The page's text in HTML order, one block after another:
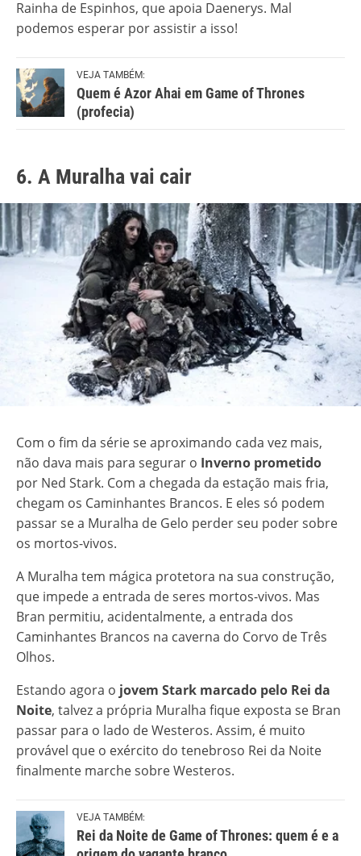
Rainha de Espinhos, que apoia Daenerys. Mal
podemos esperar por assistir a isso!
VEJA TAMBÉM:
Quem é Azor Ahai em Game of Thrones
(profecia)
6. A Muralha vai cair
Com o fim da série se aproximando cada vez mais,
não dava mais para segurar o Inverno prometido
por Ned Stark. Com a chegada da estação mais fria,
chegam os Caminhantes Brancos. E eles só podem
passar se a Muralha de Gelo perder seu poder sobre
os mortos-vivos.
A Muralha tem mágica protetora na sua construção,
que impede a entrada de seres mortos-vivos. Mas
Bran permitiu, acidentalmente, a entrada dos
Caminhantes Brancos na caverna do Corvo de Três
Olhos.
Estando agora o jovem Stark marcado pelo Rei da
Noite, talvez a própria Muralha fique exposta se Bran
passar para o lado de Westeros. Assim, é muito
provável que o exército do tenebroso Rei da Noite
finalmente marche sobre Westeros.
VEJA TAMBÉM:
Rei da Noite de Game of Thrones: quem é e a